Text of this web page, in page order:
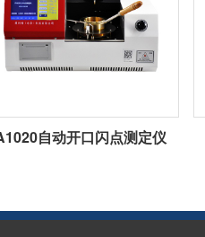
自动开口闪点测定仪